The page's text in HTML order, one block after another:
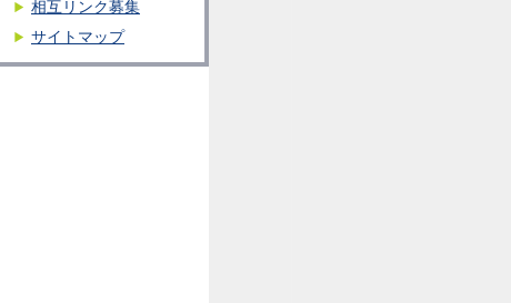
相互リンク募集
サイトマップ